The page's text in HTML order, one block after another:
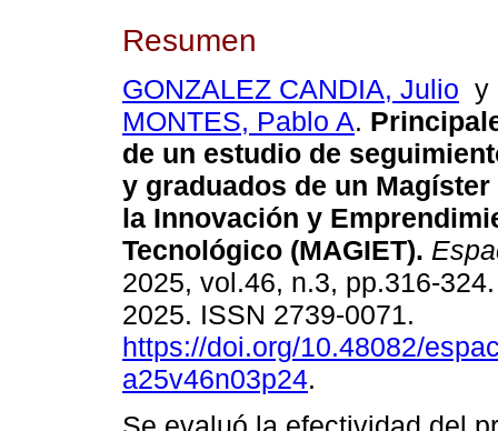
Resumen
GONZALEZ CANDIA, Julio
MONTES, Pablo A.
de un estudio de
y graduados de un
la Innovación y
Tecnológico (MAGIET).
2025, vol.46, n.3, pp.316-
2025. ISSN 2739-0071.
https://doi.org/10.48082/
a25v46n03p24.